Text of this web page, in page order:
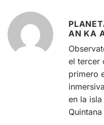
AN KA
el tercer
primero
en la